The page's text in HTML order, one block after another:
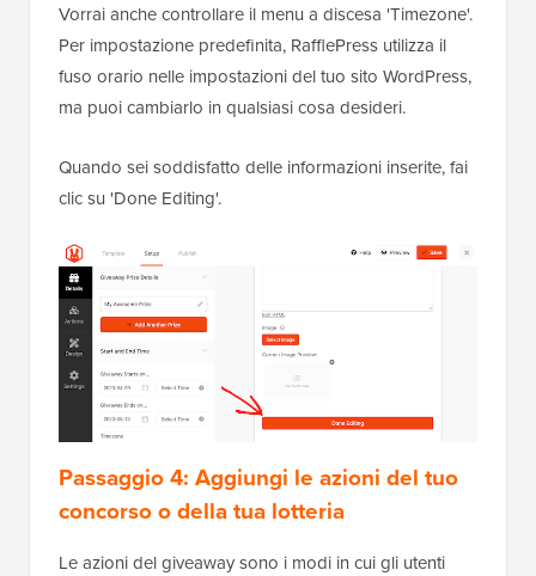
Vorrai anche controllare il menu a discesa 'Timezone'.
Per impostazione predefinita, RafflePress utilizza il
fuso orario nelle impostazioni del tuo sito WordPress,
ma puoi cambiarlo in qualsiasi cosa desideri.
Quando sei soddisfatto delle informazioni inserite, fai
clic su 'Done Editing'.
Passaggio 4: Aggiungi le azioni del tuo
concorso o della tua lotteria
Le azioni del giveaway sono i modi in cui gli utenti